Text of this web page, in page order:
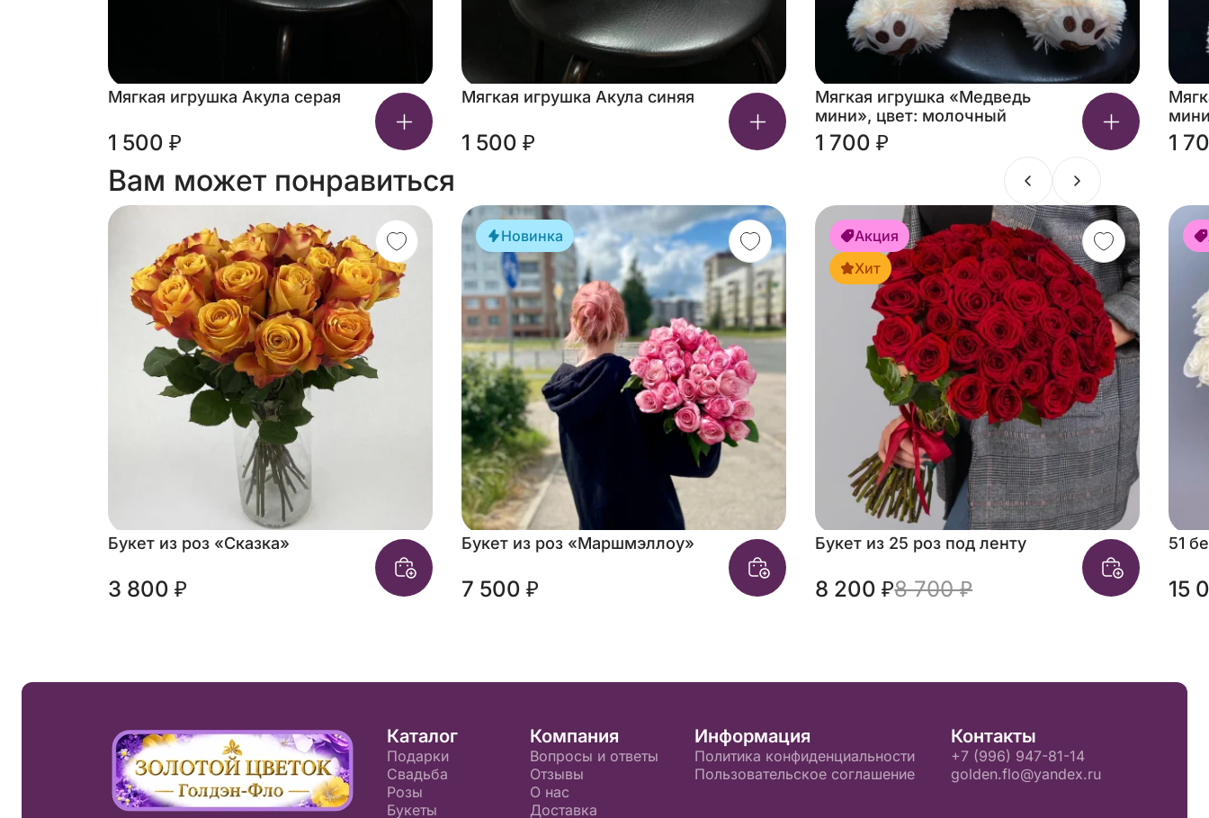
Мягкая игрушка Акула серая
1 500 ₽
Мягкая игрушка Акула синяя
1 500 ₽
Мягкая игрушка «Медведь
мини», цвет: молочный
1 700 ₽ 1
Вам может понравиться
Букет из роз «Сказка»
3 800 ₽
Новинка
Букет из роз «Маршмэллоу»
7 500 ₽
Акция
Хит
Букет из 25 роз под ленту
8 200 ₽8 700 ₽
51
15
Каталог
Подарки
Свадьба
Розы
Букеты
Компания
Вопросы и ответы
Отзывы
О нас
Доставка
Информация
Политика конфиденциальности
Пользовательское соглашение
Контакты
+7 (996) 947-81-14
golden.flo@yandex.ru